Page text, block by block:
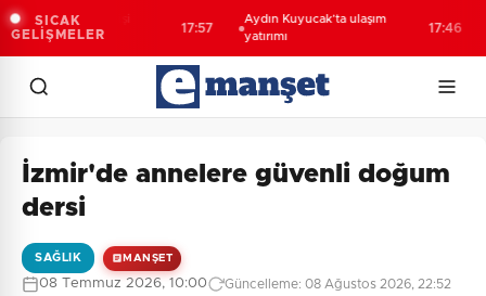
SICAK
GELİŞMELER
aranan 68 kişi
17:57
Aydın Kuyucak’ta ulaşım
yatırımı
17:46
İzmir'de annelere güvenli doğum
dersi
SAĞLIK MANŞET
08 Temmuz 2026, 10:00 Güncelleme: 08 Ağustos 2026, 22:52